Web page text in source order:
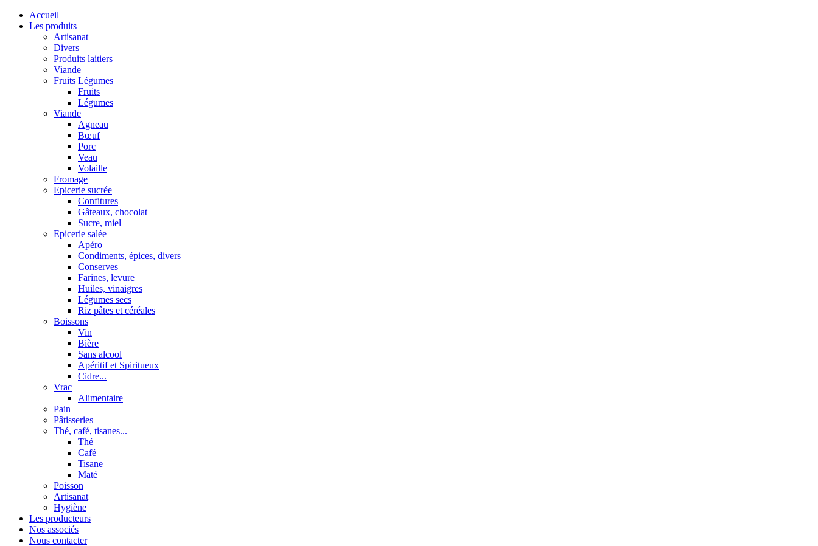
Accueil
Les produits
Artisanat
Divers
Produits laitiers
Viande
Fruits Légumes
Fruits
Légumes
Viande
Agneau
Bœuf
Porc
Veau
Volaille
Fromage
Epicerie sucrée
Confitures
Gâteaux, chocolat
Sucre, miel
Epicerie salée
Apéro
Condiments, épices, divers
Conserves
Farines, levure
Huiles, vinaigres
Légumes secs
Riz pâtes et céréales
Boissons
Vin
Bière
Sans alcool
Apéritif et Spiritueux
Cidre...
Vrac
Alimentaire
Pain
Pâtisseries
Thé, café, tisanes...
Thé
Café
Tisane
Maté
Poisson
Artisanat
Hygiène
Les producteurs
Nos associés
Nous contacter